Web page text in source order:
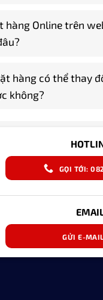
hàng Online trên
hàng có thể thay
không?
GỌI TỚI:
GỬI E-MAIL